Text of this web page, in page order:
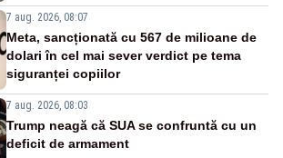
7 aug. 2026, 08:07
Meta, sancționată cu 567 de milioane de
dolari în cel mai sever verdict pe tema
siguranței copiilor
7 aug. 2026, 08:03
Trump neagă că SUA se confruntă cu un
deficit de armament